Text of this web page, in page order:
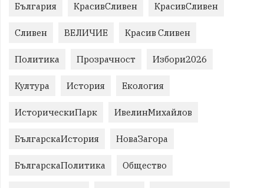
България КрасивСливен КрасивСливен
Сливен ВЕЛИЧИЕ Красив Сливен
Политика Прозрачност Избори2026
Култура История Екология
ИсторическиПарк ИвелинМихайлов
БългарскаИстория НоваЗагора
БългарскаПолитика Общество